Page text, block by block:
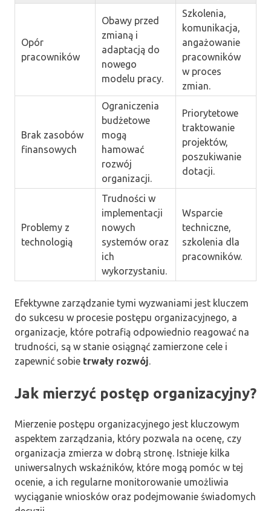
Opór
pracowników
Obawy przed
zmianą i
adaptacją do
nowego
modelu pracy.
Szkolenia,
komunikacja,
angażowanie
pracowników
w proces
zmian.
Brak zasobów
finansowych
Ograniczenia
budżetowe
mogą
hamować
rozwój
organizacji.
Priorytetowe
traktowanie
projektów,
poszukiwanie
dotacji.
Problemy z
technologią
Trudności w
implementacji
nowych
systemów oraz
ich
wykorzystaniu.
Wsparcie
techniczne,
szkolenia dla
pracowników.
Efektywne zarządzanie tymi wyzwaniami jest kluczem
do sukcesu w procesie postępu organizacyjnego, a
organizacje, które potrafią odpowiednio reagować na
trudności, są w stanie osiągnąć zamierzone cele i
zapewnić sobie trwały rozwój.
Jak mierzyć postęp organizacyjny?
Mierzenie postępu organizacyjnego jest kluczowym
aspektem zarządzania, który pozwala na ocenę, czy
organizacja zmierza w dobrą stronę. Istnieje kilka
uniwersalnych wskaźników, które mogą pomóc w tej
ocenie, a ich regularne monitorowanie umożliwia
wyciąganie wniosków oraz podejmowanie świadomych